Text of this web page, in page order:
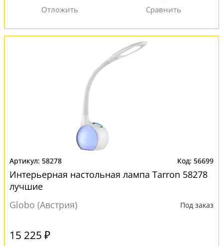
58278 56699
Интерьерная настольная лампа Tarron 58278
лучшие
Globo (Австрия)
Под заказ
15 225 ₽